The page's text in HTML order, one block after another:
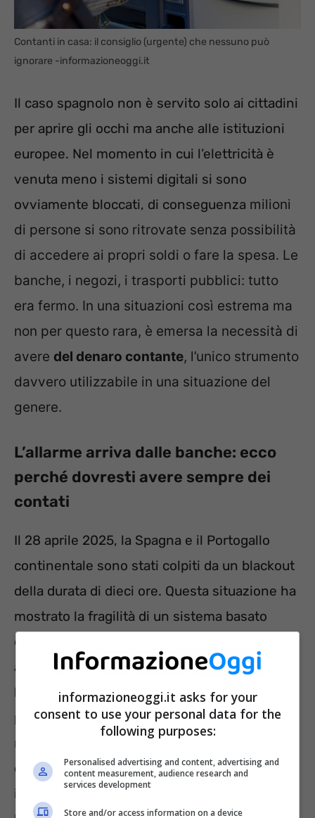
Contanti in casa: il consiglio (urgente) che nessuno può
ignorare -informazioneoggi.it
Il caso spagnolo non è servito solo ai cittadini
per aprire gli occhi ma anche alle istituzioni
europee. Nel momento in cui l’elettricità è
venuta meno i sistemi digitali si sono
ovviamente bloccati, di conseguenza milioni
di persone si sono ritrovate senza possibilità
di accedere ai propri soldi o fare la spesa. Le
banche, i negozi, i trasporti pubblici: tutto
era fermo. In una situazioni così estrema ma
non per questo rara, è emersa la necessità di
avere del denaro contante, l’unico strumento
davvero utilizzabile in una situazione del
genere.
L’allarme arriva dalle banche: ecco
perché dovresti avere sempre dei
contati
Il 28 aprile 2025, la Spagna e il Portogallo
continentale sono stati colpiti da un blackout
della durata di dieci ore. Questa situazione ha
mostrato la fragilità di un sistema basato
esclusivamente sulla possibilità di accedere
all’energia elettrica. LaBanca Centrale
Europeae lebanche nazionali di diversi
paesi hanno dunque preso una posizione
netta. In particolare, la Svezia e i Paesi Bassi,
che negli ultimi anni avevano fortemente
incentivato la digitalizzazione dei pagamenti,
informazioneoggi.it asks for your
consent to use your personal data for the
following purposes:
Personalised advertising and content, advertising and
content measurement, audience research and
services development
Store and/or access information on a device